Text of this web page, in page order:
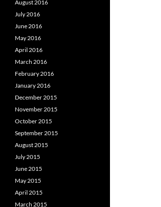
August 2016
July 2016
June 2016
May 2016
April 2016
March 2016
February 2016
January 2016
December 2015
November 2015
October 2015
September 2015
August 2015
July 2015
June 2015
May 2015
April 2015
March 2015